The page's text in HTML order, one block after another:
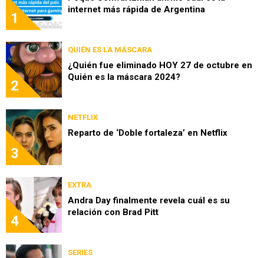
1
internet más rápida de Argentina
2
QUIÉN ES LA MÁSCARA
¿Quién fue eliminado HOY 27 de octubre en
Quién es la máscara 2024?
3
NETFLIX
Reparto de ‘Doble fortaleza’ en Netflix
4
EXTRA
Andra Day finalmente revela cuál es su
relación con Brad Pitt
SERIES